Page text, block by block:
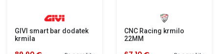
GIVI smart bar dodatek
krmila
CNC Racing krmilo
22MM